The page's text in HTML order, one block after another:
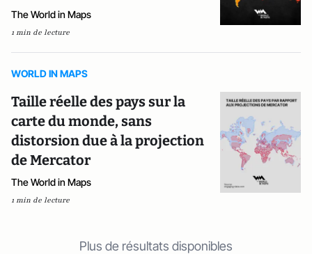
The World in Maps
1 min de lecture
WORLD IN MAPS
Taille réelle des pays sur la
carte du monde, sans
distorsion due à la projection
de Mercator
The World in Maps
1 min de lecture
Plus de résultats disponibles